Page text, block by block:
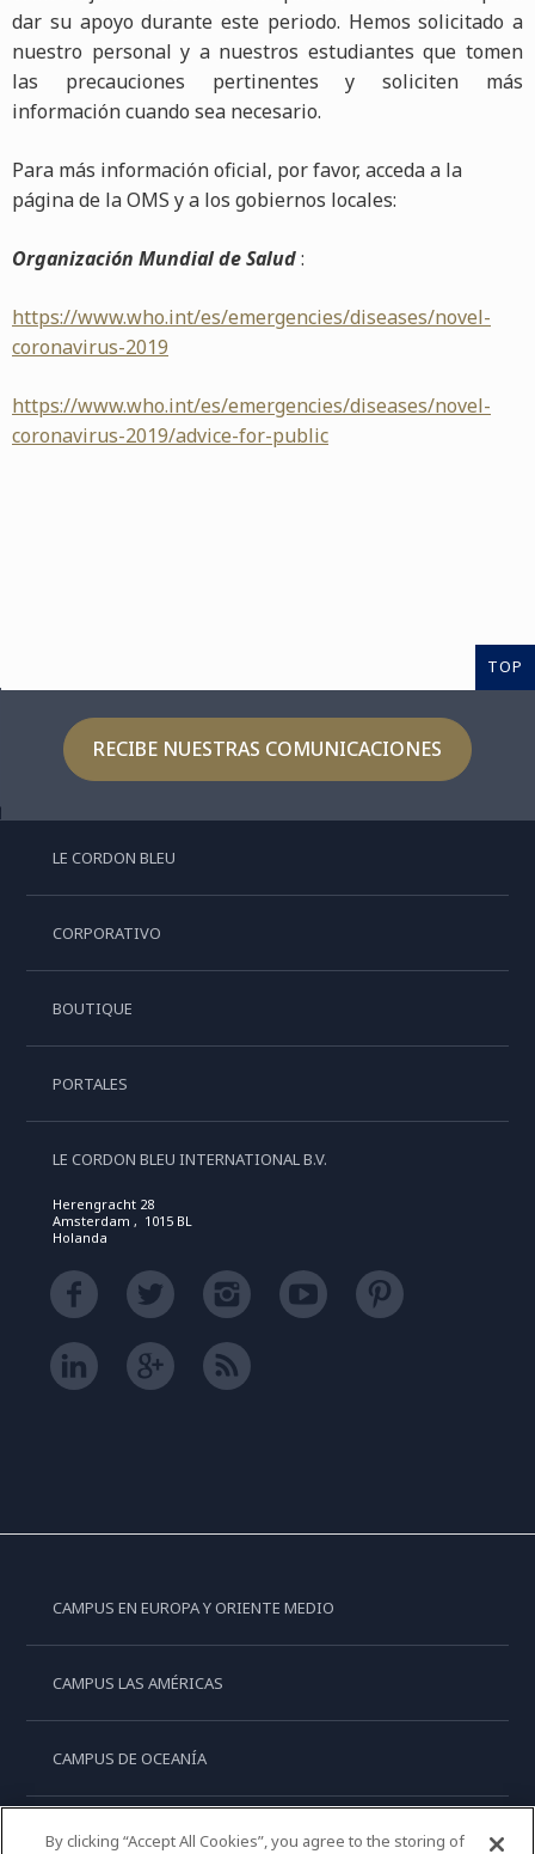
dar su apoyo durante este periodo. Hemos solicitado a
nuestro personal y a nuestros estudiantes que tomen
las precauciones pertinentes y soliciten más
información cuando sea necesario.
Para más información oficial, por favor, acceda a la
página de la OMS y a los gobiernos locales:
Organización Mundial de Salud:
https://www.who.int/es/emergencies/diseases/novel-
coronavirus-2019
https://www.who.int/es/emergencies/diseases/novel-
coronavirus-2019/advice-for-public
TOP
RECIBE NUESTRAS COMUNICACIONES
LE CORDON BLEU
CORPORATIVO
BOUTIQUE
PORTALES
LE CORDON BLEU INTERNATIONAL B.V.
Herengracht 28
Amsterdam , 1015 BL
Holanda
CAMPUS EN EUROPA Y ORIENTE MEDIO
CAMPUS LAS AMÉRICAS
CAMPUS DE OCEANÍA
CAMPUS DE ASIA
By clicking “Accept All Cookies”, you agree to the storing of